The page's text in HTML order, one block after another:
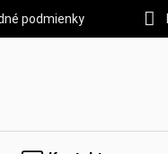
podmienky